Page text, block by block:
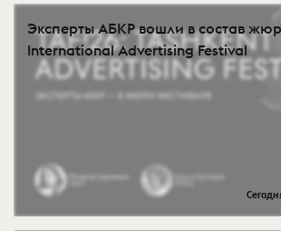
Эксперты АБКР вошли в состав
International Advertising Festival